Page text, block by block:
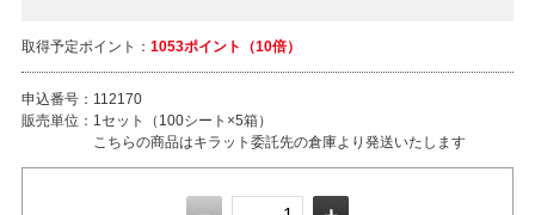
取得予定ポイント： 1053ポイント（10倍）
申込番号： 112170
販売単位： 1セット（100シート×5箱）
こちらの商品はキラット委託先の倉庫より発送いたします